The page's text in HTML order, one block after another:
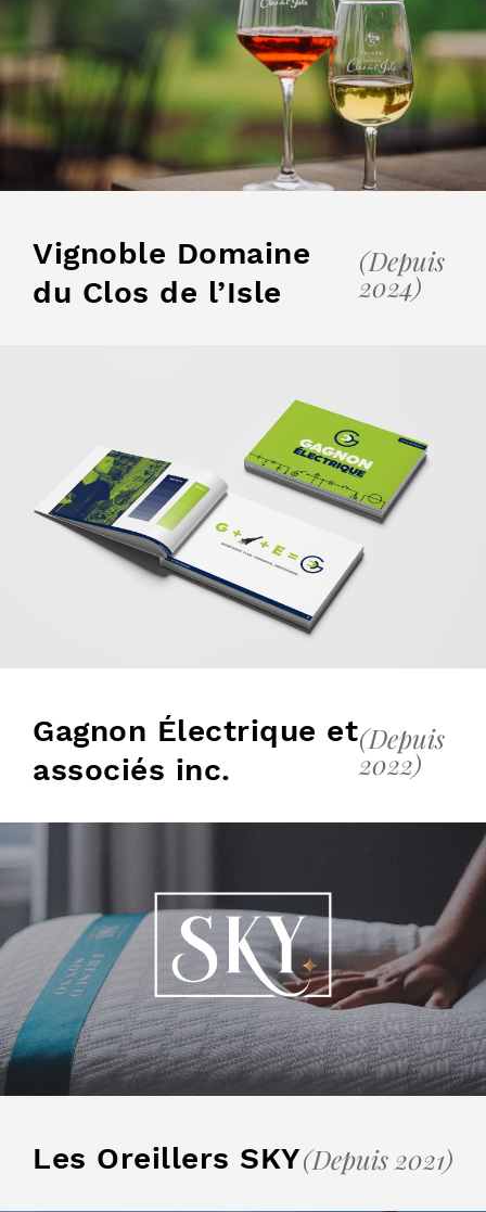
Vignoble Domaine
du Clos de l’Isle
(Depuis
2024)
Gagnon Électrique et
associés inc.
(Depuis
2022)
Les Oreillers SKY(Depuis 2021)